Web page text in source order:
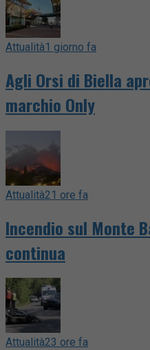
Attualità1 giorno fa
Agli Orsi di Biella
marchio Only
Attualità21 ore fa
Incendio sul Monte
continua
Attualità23 ore fa